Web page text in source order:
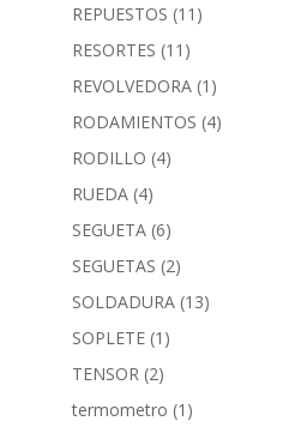
REPUESTOS (11)
RESORTES (11)
REVOLVEDORA (1)
RODAMIENTOS (4)
RODILLO (4)
RUEDA (4)
SEGUETA (6)
SEGUETAS (2)
SOLDADURA (13)
SOPLETE (1)
TENSOR (2)
termometro (1)